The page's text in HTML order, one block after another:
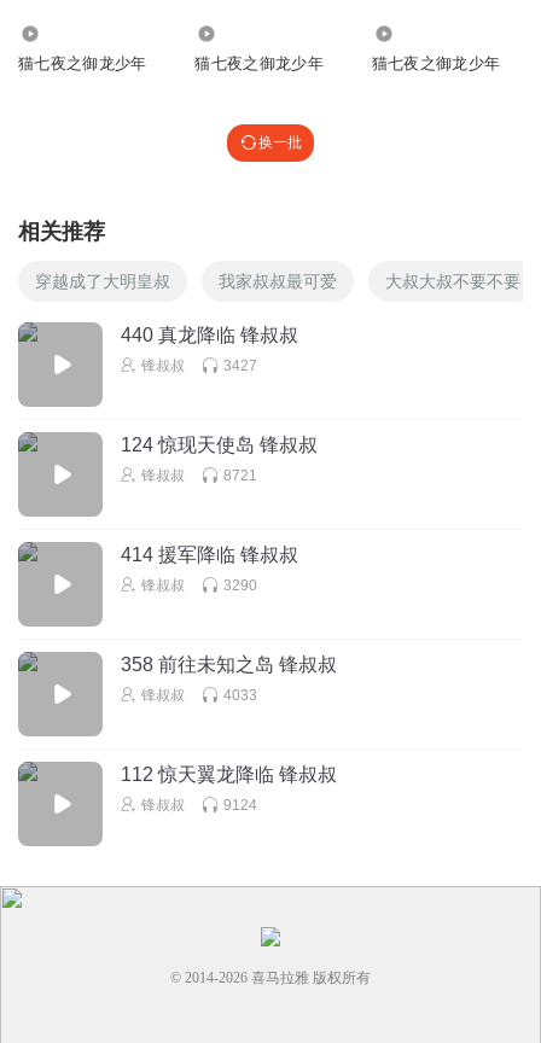
猫七夜之御龙少年 猫七夜之御龙少年 猫七夜之御龙少年
换一批
相关推荐
穿越成了大明皇叔 我家叔叔最可爱 大叔大叔不要不要
440 真龙降临 锋叔叔
锋叔叔 3427
124 惊现天使岛 锋叔叔
锋叔叔 8721
414 援军降临 锋叔叔
锋叔叔 3290
358 前往未知之岛 锋叔叔
锋叔叔 4033
112 惊天翼龙降临 锋叔叔
锋叔叔 9124
© 2014-2026 喜马拉雅 版权所有